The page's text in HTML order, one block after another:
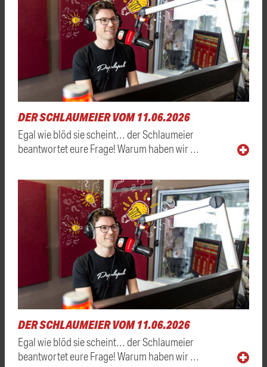
DER SCHLAUMEIER VOM 11.06.2026
Egal wie blöd sie scheint… der Schlaumeier
beantwortet eure Frage! Warum haben wir …
DER SCHLAUMEIER VOM 11.06.2026
Egal wie blöd sie scheint… der Schlaumeier
beantwortet eure Frage! Warum haben wir …